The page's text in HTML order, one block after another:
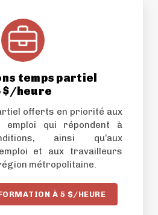
temps partiel
$/heure
offerts en priorité aux
emploi qui répondent à
ainsi qu’aux
et aux travailleurs
métropolitaine.
À 5 $/HEURE